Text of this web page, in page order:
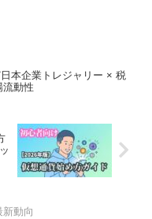
本企業トレジャリー × 税
動性
動向